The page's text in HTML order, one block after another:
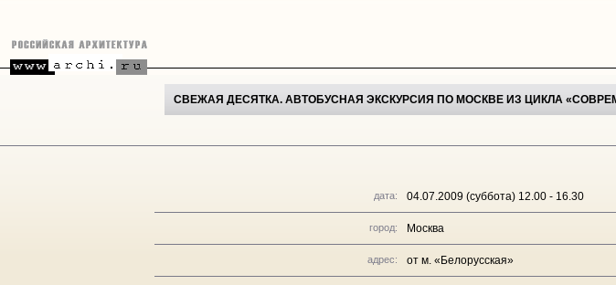
СВЕЖАЯ ДЕСЯТКА. АВТОБУСНАЯ ЭКСКУРСИЯ ПО МОСКВЕ ИЗ ЦИКЛА
дата: 04.07.2009 (суббота) 12.00 - 16.30
город: Москва
адрес: от м. «Белорусская»